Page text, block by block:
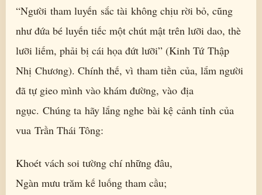
“Người tham luyến sắc tài không chịu rời bỏ, cũng
như đứa bé luyến tiếc một chút mật trên lưỡi dao, thè
lưỡi liếm, phải bị cái họa đứt lưỡi” (Kinh Tứ Thập
Nhị Chương). Chính thế, vì tham tiền của, lắm người
đã tự gieo mình vào khám đường, vào địa
ngục. Chúng ta hãy lắng nghe bài kệ cảnh tỉnh của
vua Trần Thái Tông:
Khoét vách soi tường chí những đâu,
Ngàn mưu trăm kế luống tham cầu;